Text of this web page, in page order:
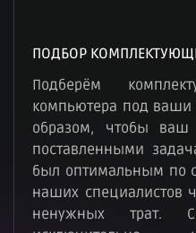
ПОДБОР
Подберём
компьютера под
образом, чтобы ваш
поставленными
был оптимальным по
наших специалистов
ненужных трат.